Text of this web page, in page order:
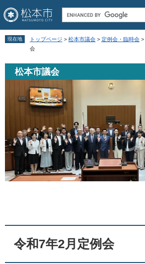
ペ
ジ
の
。
メ
ュ
ー
て
文
現在地 トップページ > 松本市議会 > 定例会・臨時会 >
会
松本市議会
令和7年2月定例会